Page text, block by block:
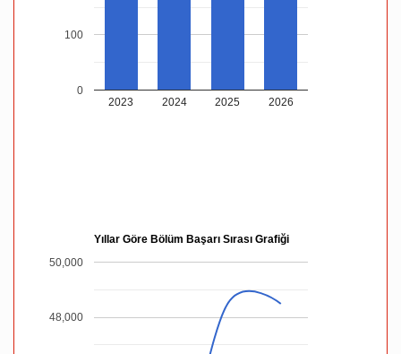
2023 2024 2025 2026
0
100
Yıllar Göre Bölüm Başarı Sırası Grafiği
48,000
50,000